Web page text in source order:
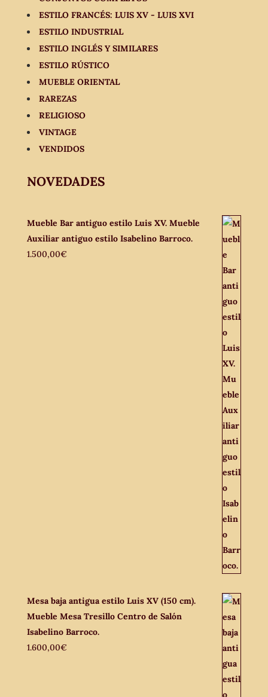
ESTILO FRANCÉS: LUIS XV - LUIS XVI
ESTILO INDUSTRIAL
ESTILO INGLÉS Y SIMILARES
ESTILO RÚSTICO
MUEBLE ORIENTAL
RAREZAS
RELIGIOSO
VINTAGE
VENDIDOS
NOVEDADES
Mueble Bar antiguo estilo Luis XV. Mueble
Auxiliar antiguo estilo Isabelino Barroco.
1.500,00€
Mesa baja antigua estilo Luis XV (150 cm).
Mueble Mesa Tresillo Centro de Salón
Isabelino Barroco.
1.600,00€